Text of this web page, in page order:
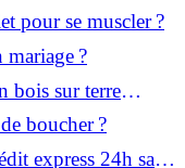
pour se muscler ?
mariage ?
bois sur terre
boucher ?
express 24h sans